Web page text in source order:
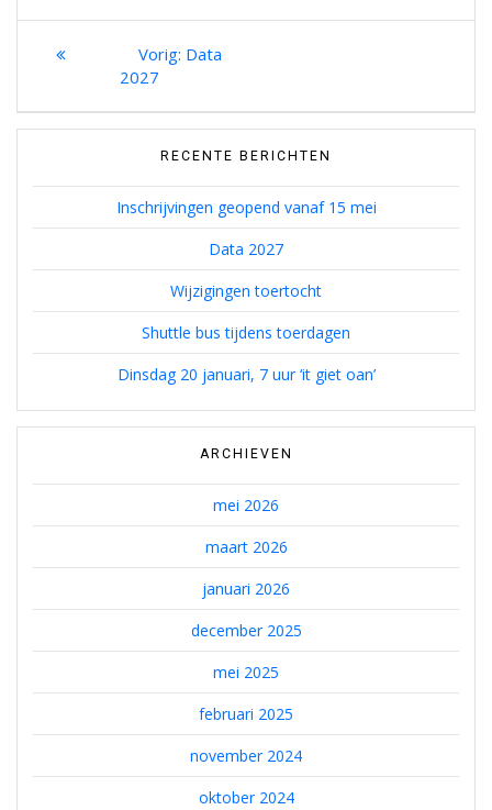
Bericht
navigatie
Previous
Data
2027
RECENTE BERICHTEN
Inschrijvingen geopend vanaf 15 mei
Data 2027
Wijzigingen toertocht
Shuttle bus tijdens toerdagen
Dinsdag 20 januari, 7 uur ‘it giet oan’
ARCHIEVEN
mei 2026
maart 2026
januari 2026
december 2025
mei 2025
februari 2025
november 2024
oktober 2024